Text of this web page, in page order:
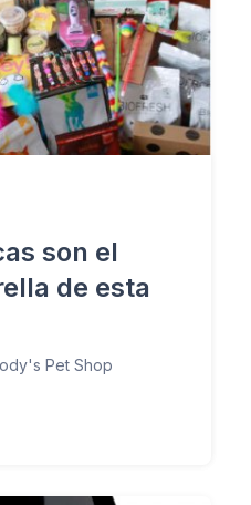
son el
de esta
Pet Shop